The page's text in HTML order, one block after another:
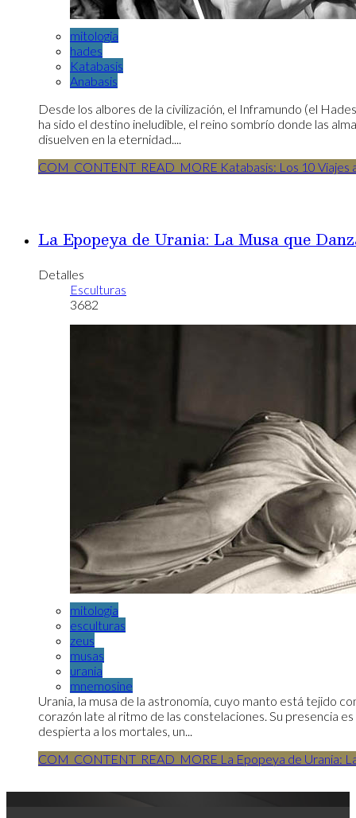
mitologia
hades
Katabasis
Anabasis
Desde los albores de la civilización, el Inframundo (el
ha sido el destino ineludible, el reino sombrío donde las
disuelven en la eternidad....
COM_CONTENT_READ_MORE Katabasis: Los 10 Viajes
La Epopeya de Urania: La Musa que
Detalles
Esculturas
3682
mitologia
esculturas
zeus
musas
urania
mnemosine
Urania, la musa de la astronomía, cuyo manto está tejido
corazón late al ritmo de las constelaciones. Su presencia
despierta a los mortales, un...
COM_CONTENT_READ_MORE La Epopeya de Urania: